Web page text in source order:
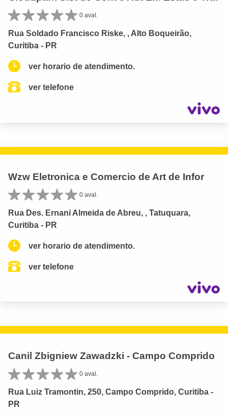
0 aval.
Rua Soldado Francisco Riske, , Alto Boqueirão,
Curitiba - PR
ver horario de atendimento.
ver telefone
Wzw Eletronica e Comercio de Art de Infor
0 aval.
Rua Des. Ernani Almeida de Abreu, , Tatuquara,
Curitiba - PR
ver horario de atendimento.
ver telefone
Canil Zbigniew Zawadzki - Campo Comprido
0 aval.
Rua Luiz Tramontin, 250, Campo Comprido, Curitiba -
PR